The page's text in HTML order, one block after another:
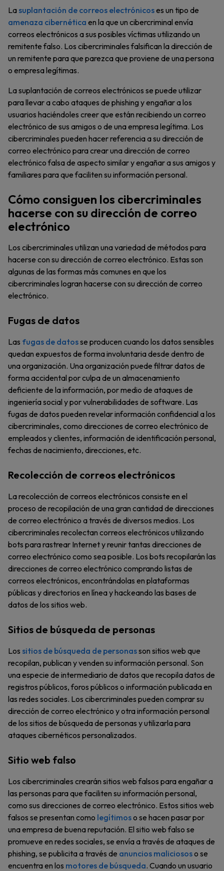
La suplantación de correos electrónicoses un tipo de
amenaza cibernética en la que un cibercriminal envía
correos electrónicos a sus posibles víctimas utilizando un
remitente falso. Los cibercriminales falsifican la dirección de
un remitente para que parezca que proviene de una persona
o empresa legítimas.
La suplantación de correos electrónicos se puede utilizar
para llevar a cabo ataques de phishing y engañar a los
usuarios haciéndoles creer que están recibiendo un correo
electrónico de sus amigos o de una empresa legítima. Los
cibercriminales pueden hacer referencia a su dirección de
correo electrónico para crear una dirección de correo
electrónico falsa de aspecto similar y engañar a sus amigos y
familiares para que faciliten su información personal.
Cómo consiguen los cibercriminales
hacerse con su dirección de correo
electrónico
Los cibercriminales utilizan una variedad de métodos para
hacerse con su dirección de correo electrónico. Estas son
algunas de las formas más comunes en que los
cibercriminales logran hacerse con su dirección de correo
electrónico.
Fugas de datos
Las fugas de datosse producen cuando los datos sensibles
quedan expuestos de forma involuntaria desde dentro de
una organización. Una organización puede filtrar datos de
forma accidental por culpa de un almacenamiento
deficiente de la información, por medio de ataques de
ingeniería social y por vulnerabilidades de software. Las
fugas de datos pueden revelar información confidencial a los
cibercriminales, como direcciones de correo electrónico de
empleados y clientes, información de identificación personal,
fechas de nacimiento, direcciones, etc.
Recolección de correos electrónicos
La recolección de correos electrónicos consiste en el
proceso de recopilación de una gran cantidad de direcciones
de correo electrónico a través de diversos medios. Los
cibercriminales recolectan correos electrónicos utilizando
bots para rastrear Internet y reunir tantas direcciones de
correo electrónico como sea posible. Los bots recopilarán las
direcciones de correo electrónico comprando listas de
correos electrónicos, encontrándolas en plataformas
públicas y directorios en línea y hackeando las bases de
datos de los sitios web.
Sitios de búsqueda de personas
Los sitios de búsqueda de personasson sitios web que
recopilan, publican y venden su información personal. Son
una especie de intermediario de datos que recopila datos de
registros públicos, foros públicos o información publicada en
las redes sociales. Los cibercriminales pueden comprar su
dirección de correo electrónico y otra información personal
de los sitios de búsqueda de personas y utilizarla para
ataques cibernéticos personalizados.
Sitio web falso
Los cibercriminales crearán sitios web falsos para engañar a
las personas para que faciliten su información personal,
como sus direcciones de correo electrónico. Estos sitios web
falsos se presentan como legítimoso se hacen pasar por
una empresa de buena reputación. El sitio web falso se
promueve en redes sociales, se envía a través de ataques de
phishing, se publicita a través de anuncios maliciososo se
encuentra en los motores de búsqueda. Cuando un usuario